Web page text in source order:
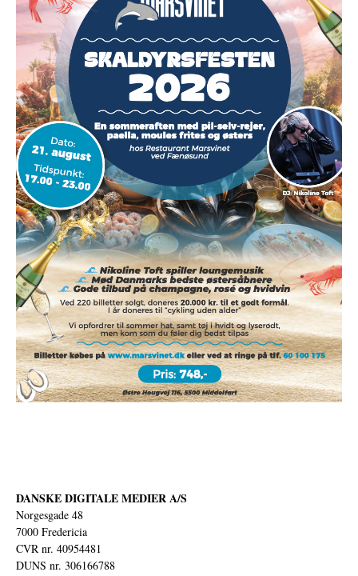
DANSKE DIGITALE MEDIER A/S
Norgesgade 48
7000 Fredericia
CVR nr. 40954481
DUNS nr. 306166788